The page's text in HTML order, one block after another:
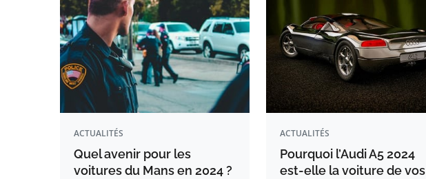
ACTUALITÉS
Quel avenir pour les
voitures du Mans en 2024 ?
ACTUALITÉS
Pourquoi l’Audi A5 2024
est-elle la voiture de vos